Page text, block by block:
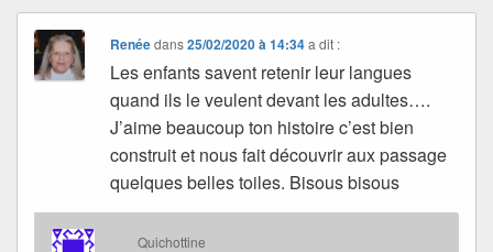
Renéedans25/02/2020 à 14:34 a dit :
Les enfants savent retenir leur langues
quand ils le veulent devant les adultes….
J’aime beaucoup ton histoire c’est bien
construit et nous fait découvrir aux passage
quelques belles toiles. Bisous bisous
Quichottine